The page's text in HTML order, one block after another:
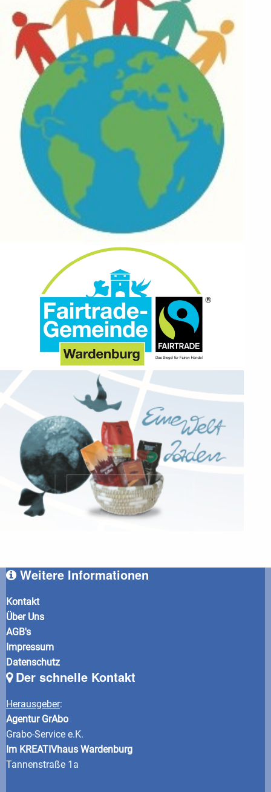
Weitere Informationen
Kontakt
Über Uns
AGB's
Impressum
Datenschutz
Der schnelle Kontakt
Herausgeber:
Agentur GrAbo
Grabo-Service e.K.
Im KREATIVhaus Wardenburg
Tannenstraße 1a